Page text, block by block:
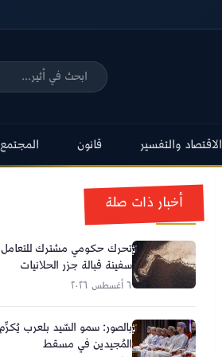
الاقتصاد والتفسير قانون المجتمع
أخبار ذات صلة
تحرك حكومي مشترك
سفينة قبالة جزر الحلانيات
٦ أغسطس ٢٠٢٦
بالصور: سمو السّيد بلعرب
المُجيدين في مسقط